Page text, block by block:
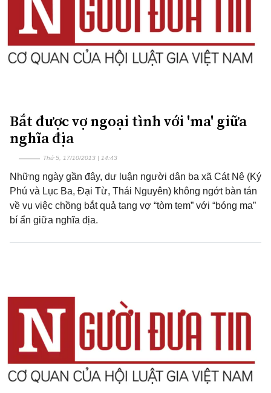
Bắt được vợ ngoại tình với 'ma' giữa
nghĩa địa
Thứ 5, 17/10/2013 | 14:43
Những ngày gần đây, dư luận người dân ba xã Cát Nê (Ký
Phú và Lục Ba, Đại Từ, Thái Nguyên) không ngớt bàn tán
về vụ việc chồng bắt quả tang vợ “tòm tem” với “bóng ma”
bí ẩn giữa nghĩa địa.